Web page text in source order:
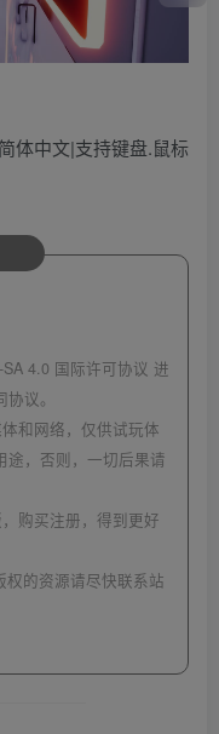
体中文|支持键盘.鼠标
4.0 国际许可协议 进
议。
和网络，仅供试玩体
途，否则，一切后果请
购买注册，得到更好
的资源请尽快联系站